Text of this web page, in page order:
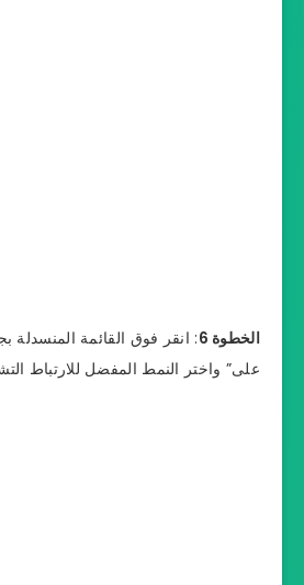
الخطوة 6
: انقر فوق القائمة المنسدلة
على” واختر النمط المفضل للارتباط